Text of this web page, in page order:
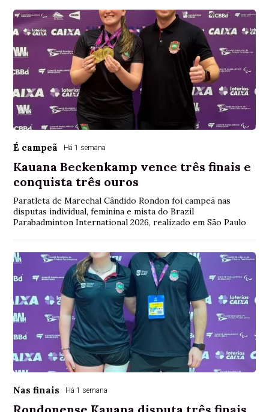
É campeã Há 1 semana
Kauana Beckenkamp vence três finais e
conquista três ouros
Paratleta de Marechal Cândido Rondon foi campeã nas
disputas individual, feminina e mista do Brazil
Parabadminton International 2026, realizado em São Paulo
Nas finais Há 1 semana